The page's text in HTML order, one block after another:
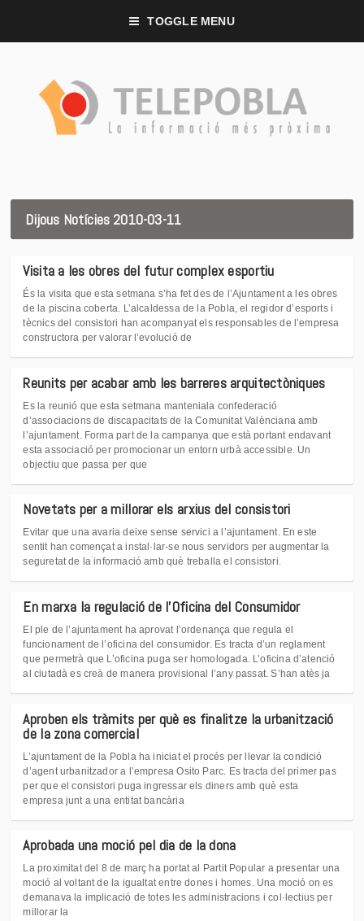
TOGGLE MENU
Dijous Notícies 2010-03-11
Visita a les obres del futur complex esportiu
És la visita que esta setmana s’ha fet des de l’Ajuntament a les obres
de la piscina coberta. L’alcaldessa de la Pobla, el regidor d’esports i
tècnics del consistori han acompanyat els responsables de l’empresa
constructora per valorar l’evolució de
Reunits per acabar amb les barreres arquitectòniques
Es la reunió que esta setmana manteniala confederació
d’associacions de discapacitats de la Comunitat Valènciana amb
l’ajuntament. Forma part de la campanya que està portant endavant
esta associació per promocionar un entorn urbà accessible. Un
objectiu que passa per que
Novetats per a millorar els arxius del consistori
Evitar que una avaria deixe sense servici a l’ajuntament. En este
sentit han començat a instal·lar-se nous servidors per augmentar la
seguretat de la informació amb què treballa el consistori.
En marxa la regulació de l'Oficina del Consumidor
El ple de l’ajuntament ha aprovat l’ordenança que regula el
funcionament de l’oficina del consumidor. Es tracta d’un reglament
que permetrà que L’oficina puga ser homologada. L’oficina d’atenció
al ciutadà es creà de manera provisional l’any passat. S’han atès ja
Aproben els tràmits per què es finalitze la urbanització
de la zona comercial
L’ajuntament de la Pobla ha iniciat el procés per llevar la condició
d’agent urbanitzador a l’empresa Osito Parc. Es tracta del primer pas
per que el consistori puga ingressar els diners amb què esta
empresa junt a una entitat bancària
Aprobada una moció pel dia de la dona
La proximitat del 8 de març ha portat al Partit Popular a presentar una
moció al voltant de la igualtat entre dones i homes. Una moció on es
demanava la implicació de totes les administracions i col·lectius per
millorar la